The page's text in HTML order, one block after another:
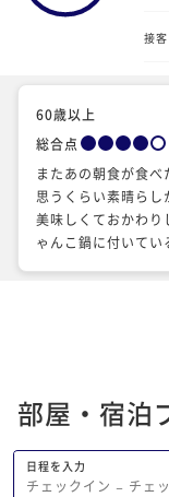
接
60歳以上
総合点
またあの朝食が食べ
思うくらい素晴らし
美味しくておかわり
ゃんこ鍋に付いてい
の部屋と思われる
部屋・宿泊
日程を入力
チェックイン − チェ